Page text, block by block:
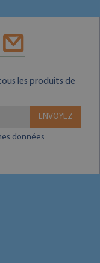
les produits de
ENVOYEZ
données